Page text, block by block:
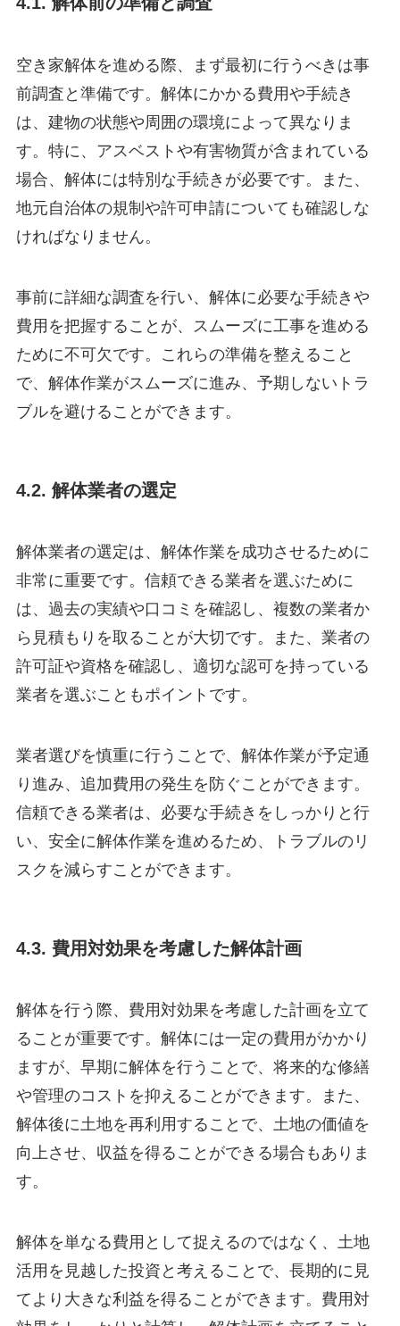
空き家解体を進める際、まず最初に行うべきは事
前調査と準備です。解体にかかる費用や手続き
は、建物の状態や周囲の環境によって異なりま
す。特に、アスベストや有害物質が含まれている
場合、解体には特別な手続きが必要です。また、
地元自治体の規制や許可申請についても確認しな
ければなりません。
事前に詳細な調査を行い、解体に必要な手続きや
費用を把握することが、スムーズに工事を進める
ために不可欠です。これらの準備を整えること
で、解体作業がスムーズに進み、予期しないトラ
ブルを避けることができます。
4.2. 解体業者の選定
解体業者の選定は、解体作業を成功させるために
非常に重要です。信頼できる業者を選ぶために
は、過去の実績や口コミを確認し、複数の業者か
ら見積もりを取ることが大切です。また、業者の
許可証や資格を確認し、適切な認可を持っている
業者を選ぶこともポイントです。
業者選びを慎重に行うことで、解体作業が予定通
り進み、追加費用の発生を防ぐことができます。
信頼できる業者は、必要な手続きをしっかりと行
い、安全に解体作業を進めるため、トラブルのリ
スクを減らすことができます。
4.3. 費用対効果を考慮した解体計画
解体を行う際、費用対効果を考慮した計画を立て
ることが重要です。解体には一定の費用がかかり
ますが、早期に解体を行うことで、将来的な修繕
や管理のコストを抑えることができます。また、
解体後に土地を再利用することで、土地の価値を
向上させ、収益を得ることができる場合もありま
す。
解体を単なる費用として捉えるのではなく、土地
活用を見越した投資と考えることで、長期的に見
てより大きな利益を得ることができます。費用対